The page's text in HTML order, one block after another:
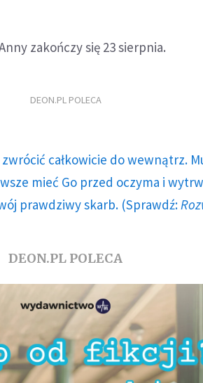
zakończy się 23 sierpnia.
DEON.PL POLECA
całkowicie do wewnątrz.
mieć Go przed oczyma i
prawdziwy skarb. (Sprawdź:
DEON.PL POLECA